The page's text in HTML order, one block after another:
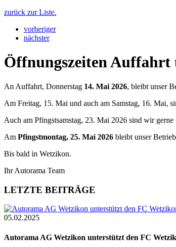
zurück zur Liste.
vorheriger
nächster
Öffnungszeiten Auffahrt
An Auffahrt, Donnerstag 14. Mai 2026, bleibt unser
Am Freitag, 15. Mai und auch am Samstag, 16. Mai,
Auch am Pfingstsamstag, 23. Mai 2026 sind wir gerne
Am Pfingstmontag, 25. Mai 2026 bleibt unser
Bis bald in Wetzikon.
Ihr Autorama Team
LETZTE BEITRÄGE
05.02.2025
Autorama AG Wetzikon unterstützt den FC